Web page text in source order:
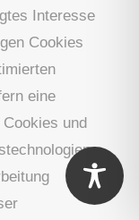
Interesse
Cookies
eine
und